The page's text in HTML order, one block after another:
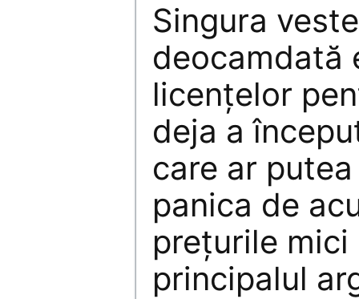
Singura
deocamdată
licenţelor
deja a
care ar
panica de
preţurile mici
principalul